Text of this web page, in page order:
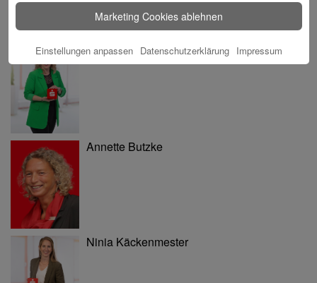
Tina Blatz-Ruhnau
Annette Butzke
Ninia Käckenmester
Marketing Cookies ablehnen
Einstellungen anpassen Datenschutzerklärung Impressum